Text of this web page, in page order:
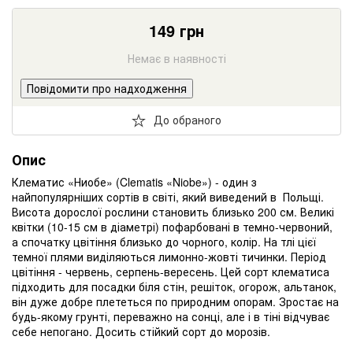
149 грн
Немає в наявності
Повідомити про надходження
До обраного
Опис
Клематис «Ниобе» (Clematis «Niobe») - один з
найпопулярніших сортів в світі, який виведений в Польщі.
Висота дорослої рослини становить близько 200 см. Великі
квітки (10-15 см в діаметрі) пофарбовані в темно-червоний,
а спочатку цвітіння близько до чорного, колір. На тлі цієї
темної плями виділяються лимонно-жовті тичинки. Період
цвітіння - червень, серпень-вересень. Цей сорт клематиса
підходить для посадки біля стін, решіток, огорож, альтанок,
він дуже добре плететься по природним опорам. Зростає на
будь-якому грунті, переважно на сонці, але і в тіні відчуває
себе непогано. Досить стійкий сорт до морозів.